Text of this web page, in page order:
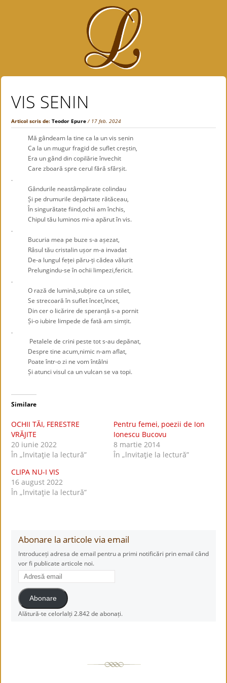
VIS SENIN
Articol scris de:Teodor Epure / 17 feb. 2024
Mă gândeam la tine ca la un vis senin
Ca la un mugur fragid de suflet creștin,
Era un gând din copilărie învechit
Care zboară spre cerul fără sfârșit.
.
Gândurile neastâmpărate colindau
Și pe drumurile depărtate rătăceau,
În singurătate fiind,ochii am închis,
Chipul tău luminos mi-a apărut în vis.
.
Bucuria mea pe buze s-a așezat,
Râsul tău cristalin ușor m-a invadat
De-a lungul feței păru-ți cădea vălurit
Prelungindu-se în ochii limpezi,fericit.
.
O rază de lumină,subțire ca un stilet,
Se strecoară în suflet încet,încet,
Din cer o licărire de speranță s-a pornit
Și-o iubire limpede de fată am simțit.
.
Petalele de crini peste tot s-au depănat,
Despre tine acum,nimic n-am aflat,
Poate într-o zi ne vom întâlni
Și atunci visul ca un vulcan se va topi.
Similare
OCHII TĂI, FERESTRE
VRĂJITE
20 iunie 2022
În „lnvitaţie la lectură”
Pentru femei, poezii de Ion
Ionescu Bucovu
8 martie 2014
În „lnvitaţie la lectură”
CLIPA NU-I VIS
16 august 2022
În „lnvitaţie la lectură”
Abonare la articole via email
Introduceți adresa de email pentru a primi notificări prin email când
vor fi publicate articole noi.
Adresă
email
Abonare
Alătură-te celorlalți 2.842 de abonați.